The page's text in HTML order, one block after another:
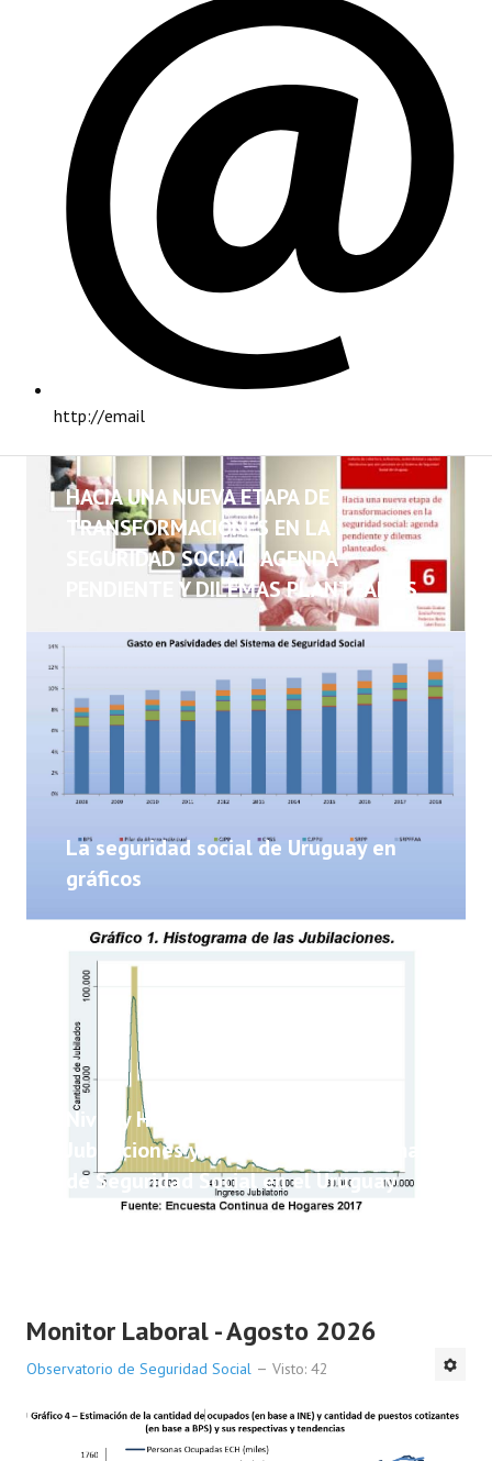
http://email
INSTITUCIONAL
NOTICIAS
HACIA UNA NUEVA ETAPA DE
TRANSFORMACIONES EN LA
SEGURIDAD SOCIAL: AGENDA
PENDIENTE Y DILEMAS PLANTEADOS
La seguridad social de Uruguay en
gráficos
Nivel y Heterogeneidad de las
Jubilaciones y Pensiones del Sistema
de Seguridad Social en el Uruguay
Monitor Laboral - Agosto 2026
Observatorio de Seguridad Social Visto: 42